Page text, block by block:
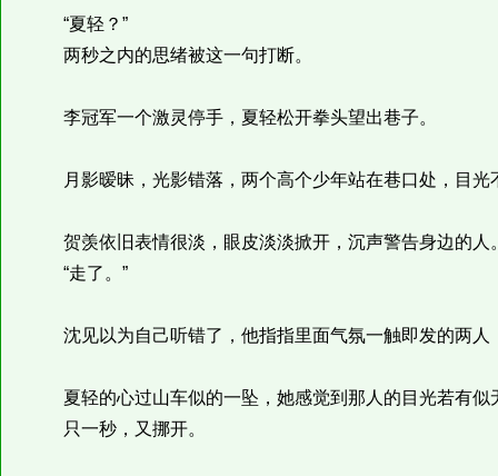
“夏轻？”
两秒之内的思绪被这一句打断。
李冠军一个激灵停手，夏轻松开拳头望出巷子。
月影暧昧，光影错落，两个高个少年站在巷口处，目光
贺羡依旧表情很淡，眼皮淡淡掀开，沉声警告身边的人
“走了。”
沈见以为自己听错了，他指指里面气氛一触即发的两人
夏轻的心过山车似的一坠，她感觉到那人的目光若有似
只一秒，又挪开。